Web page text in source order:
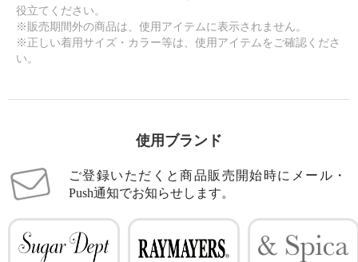
役立てください。
※販売期間外の商品は、使用アイテムに表示されません。
※正しい着用サイズ・カラー等は、使用アイテムをご確認くださ
い。
使用ブランド
ご登録いただくと商品販売開始時にメール・
Push通知でお知らせします。